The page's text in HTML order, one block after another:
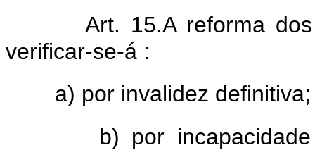
Art. 15.A reforma
verificar-se-á :
a) por invalidez definitiva;
b) por